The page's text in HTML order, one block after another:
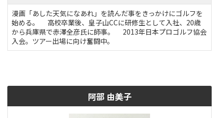
漫画「あした天気になあれ」を読んだ事をきっかけにゴルフを
始める。 高校卒業後、皇子山CCに研修生として入社、20歳
から兵庫県で赤澤全彦氏に師事。 2013年日本プロゴルフ協会
入会。ツアー出場に向け奮闘中。
阿部 由美子